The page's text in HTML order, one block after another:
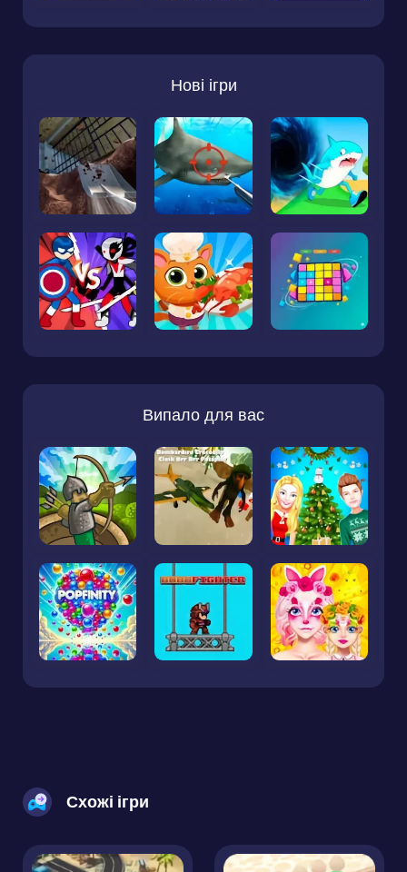
Нові ігри
Випало для вас
Схожі ігри